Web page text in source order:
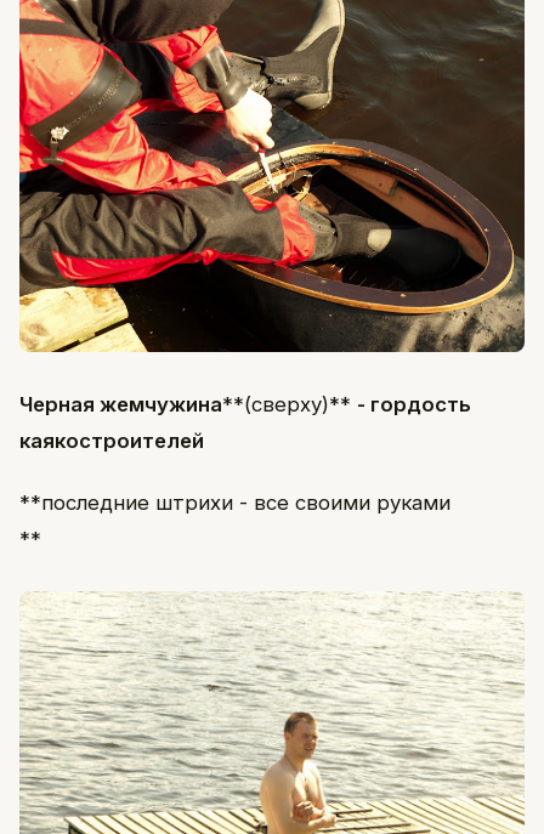
Черная жемчужина**(сверху)** - гордость
каякостроителей
**последние штрихи - все своими руками
**